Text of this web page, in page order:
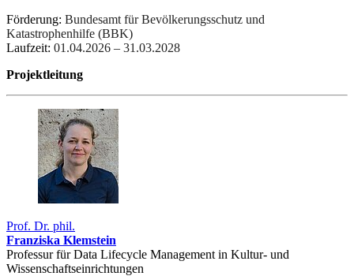
Förderung: Bundesamt für Bevölkerungsschutz und
Katastrophenhilfe (BBK)
Laufzeit: 01.04.2026 – 31.03.2028
Projektleitung
Prof. Dr. phil.
Franziska Klemstein
Professur für Data Lifecycle Management in Kultur- und
Wissenschaftseinrichtungen